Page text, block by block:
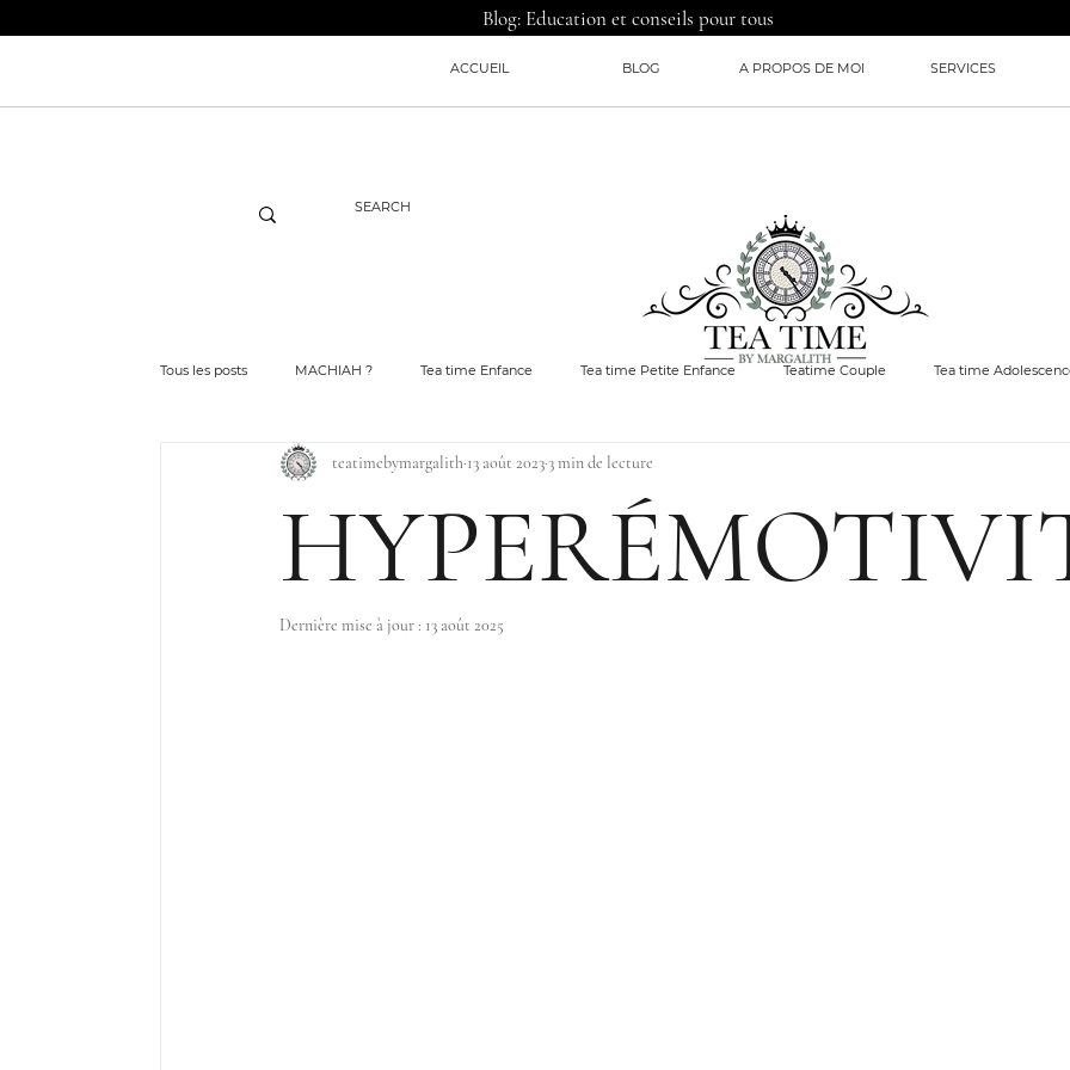
Blog: Education et conseils pour tous
Tous les posts MACHIAH ? Tea time Enfance Tea time Petite Enfance Teatime Couple Tea time
Vers une vie pleine de sensteatimebymargalith 13 août 20233 min de lecture
Dernière mise à jour : 13 août 2025
ACCUEIL BLOG A PROPOS DE MOI SERVICES